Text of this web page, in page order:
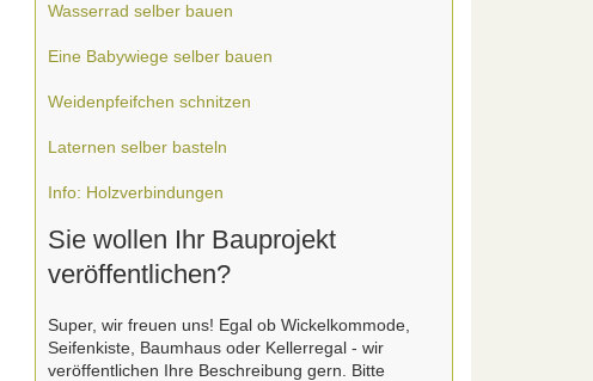
Wasserrad selber bauen
Eine Babywiege selber bauen
Weidenpfeifchen schnitzen
Laternen selber basteln
Info: Holzverbindungen
Sie wollen Ihr Bauprojekt
veröffentlichen?
Super, wir freuen uns! Egal ob Wickelkommode,
Seifenkiste, Baumhaus oder Kellerregal - wir
veröffentlichen Ihre Beschreibung gern. Bitte